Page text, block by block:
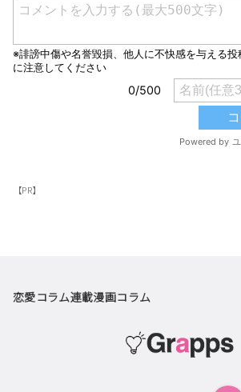
【PR】
恋愛コラム連載漫画コラム